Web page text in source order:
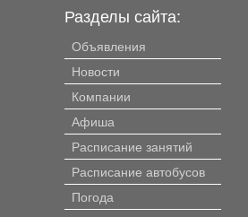
Разделы сайта:
Объявления
Новости
Компании
Афиша
Расписание занятий
Расписание автобусов
Погода